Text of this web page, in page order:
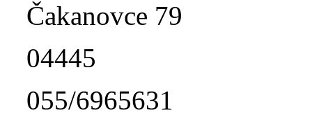
Čakanovce 79
04445
055/6965631